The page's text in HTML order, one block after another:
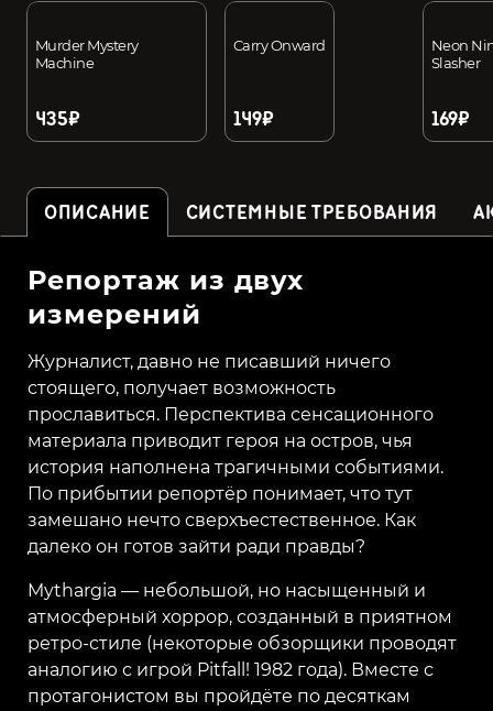
Murder Mystery
Machine
435₽
Carry Onward
149₽
Neon
Slasher
169₽
ОПИСАНИЕ СИСТЕМНЫЕ ТРЕБОВАНИЯ
Репортаж из двух
измерений
Журналист, давно не писавший ничего
стоящего, получает возможность
прославиться. Перспектива сенсационного
материала приводит героя на остров, чья
история наполнена трагичными событиями.
По прибытии репортёр понимает, что тут
замешано нечто сверхъестественное. Как
далеко он готов зайти ради правды?
Mythargia ⁠— небольшой, но насыщенный и
атмосферный хоррор, созданный в приятном
ретро-стиле (некоторые обзорщики проводят
аналогию с игрой Pitfall! 1982 года). Вместе с
протагонистом вы пройдёте по десяткам